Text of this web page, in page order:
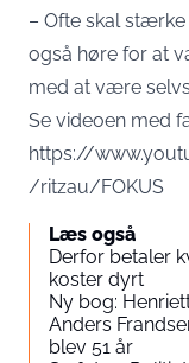
– Ofte skal
også høre for at
med at være
Se videoen med
https://
/ritzau/FOKUS
Læs også
Derfor betaler
koster dyrt
Ny bog:
Anders
blev 51 år